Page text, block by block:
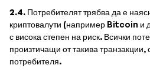
2.4. Потребителят трябва да е
криптовалути (например Bitcoin и
с висока степен на риск. Всички
произтичащи от такива транзакции,
потребителя.